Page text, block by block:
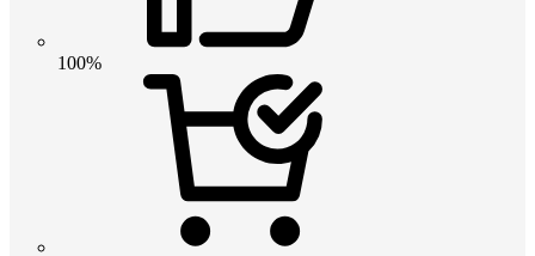
100%